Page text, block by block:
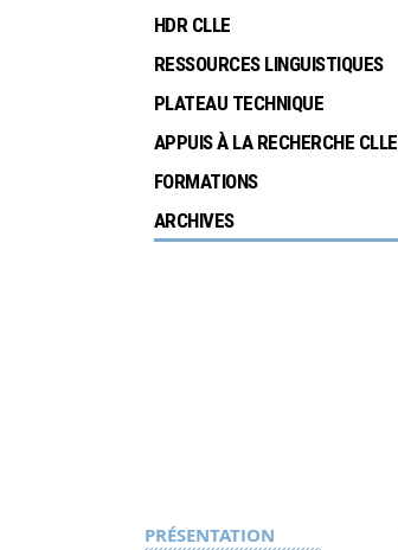
HDR CLLE
RESSOURCES LINGUISTIQUES
PLATEAU TECHNIQUE
APPUIS À LA RECHERCHE CLLE
FORMATIONS
ARCHIVES
PRÉSENTATION